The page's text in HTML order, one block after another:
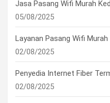
Jasa Pasang Wifi Murah
05/08/2025
Layanan Pasang Wifi
02/08/2025
Penyedia Internet Fiber
02/08/2025